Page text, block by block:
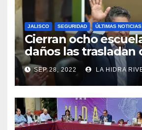
JALISCO SEGURIDAD ÚLTIMAS NOTICIAS
Cierran ocho
daños las trasladan
sedes alternas.
SEP 28, 2022 LA HIDRA